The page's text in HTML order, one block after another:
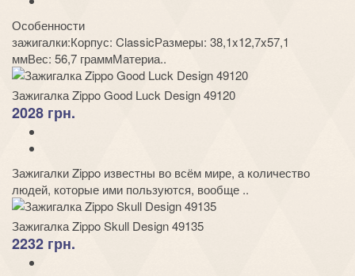
Особенности
зажигалки:Корпус: ClassicРазмеры: 38,1x12,7x57,1
ммВес: 56,7 граммМатериа..
Зажигалка Zippo Good Luck Design 49120
2028 грн.
Зажигалки Zippo известны во всём мире, а количество
людей, которые ими пользуются, вообще ..
Зажигалка Zippo Skull Design 49135
2232 грн.